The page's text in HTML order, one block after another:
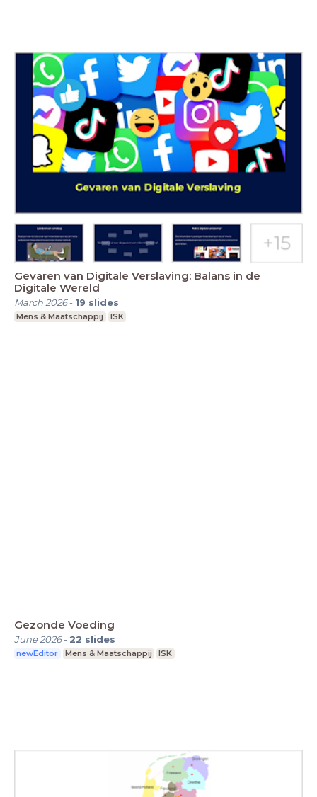
Gevaren van Digitale Verslaving: Balans in de
Digitale Wereld
March 2026- 19 slides
Mens & Maatschappij ISK
Gezonde Voeding
June 2026- 22 slides
newEditor Mens & Maatschappij ISK